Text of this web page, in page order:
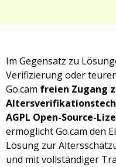
Im Gegensatz zu
Verifizierung oder
Go.cam freien Zugang
AGPL Open-Source-
ermöglicht Go.cam den
Lösung zur
und mit vollständiger